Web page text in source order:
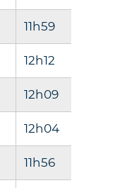
11h59
12h12
12h09
12h04
11h56